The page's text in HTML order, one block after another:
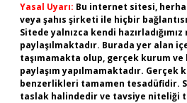
Yasal Uyarı: Bu internet sitesi,
veya şahıs şirketi ile hiçbir
Sitede yalnızca kendi
paylaşılmaktadır. Burada yer alan
taşımamakta olup, gerçek kurum ve
paylaşım yapılmamaktadır. Gerçek
benzerlikleri tamamen tesadüfidir.
taslak halindedir ve tavsiye niteliği